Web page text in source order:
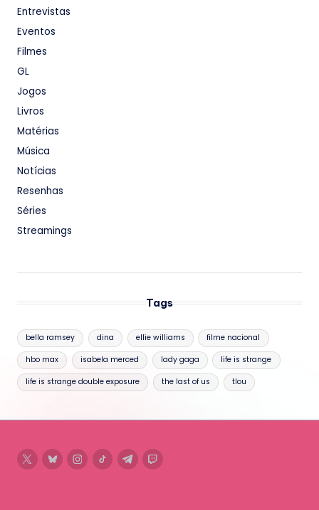
Entrevistas
Eventos
Filmes
GL
Jogos
Livros
Matérias
Música
Notícias
Resenhas
Séries
Streamings
Tags
bella ramsey dina ellie williams filme nacional
hbo max isabela merced lady gaga life is strange
life is strange double exposure the last of us tlou
twitterblueskyinstagram
tiktoktelegram
twitch